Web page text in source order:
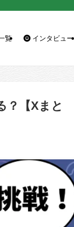
覧 インタビュー
？【Xまと